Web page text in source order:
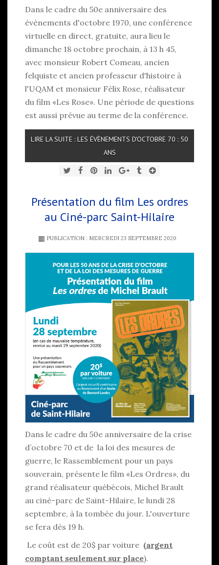
Dans le cadre du 50e anniversaire des
évènements d'octobre 1970, une conférence
virtuelle en direct, gratuite, aura lieu le
dimanche 18 octobre prochain, à 13 h 45,
avec monsieur Robert Comeau, ancien
felquiste et ancien professeur d'histoire à
l'UQAM et monsieur Félix Rose, réalisateur
du film «Les Rose». Une période de questions
est aussi prévue au terme de la conférence.
LIRE LA SUITE : LES ÉVÈNEMENTS D'OCTOBRE 70 : 50
ANS
Présentation du film Les ordres
au Ciné-parc Saint-Hilaire
PUBLICATION : MERCREDI 23 SEPTEMBRE 2020
Dans le cadre du 50e anniversaire de la crise
d’octobre 70 et de la loi des mesures de
guerre, le Rassemblement pour un pays
souverain, présente le film «Les Ordres», du
grand réalisateur québécois, Michel Brault
au ciné-parc de Saint-Hilaire, le lundi 28
septembre, à la tombée du jour. L'ouverture
se fera dès 19 h.
Le coût est de 20$ par voiture (argent
comptant seulement sur place).